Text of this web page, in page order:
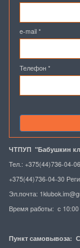
e-mail *
Телефон *
ЧТПУП "Бабушкин
Тел.: +375(44)736-04-
+375(44)736-04-30
Эл.почта:
Время работы: с 10:00
Пункт самовывоза: